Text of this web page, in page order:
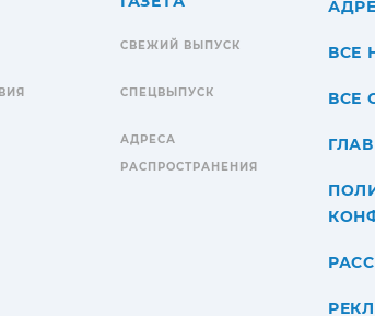
СВЕЖИЙ ВЫПУСК
СПЕЦВЫПУСК
АДРЕСА
РАСПРОСТРАНЕНИЯ
ВСЕ
ВСЕ